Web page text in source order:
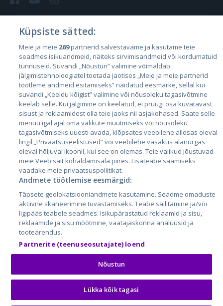
Riigid
Eesti
Läti
Leedu
City24.lv
City24.ee
GetaPro.lv
GetaPro.ee
Skelbiu.lt
Autoplius.lt
Aruodas.lt
CVbankas.lt
Kainos.lt
Paslaugos.lt
auto24.ee
Osta.ee
KuldneBörs.ee
Küpsiste sätted:
Meie ja meie 269partnerid salvestavame ja kasutame teie
seadmes isikuandmeid, näiteks sirvimisandmeid või kordumatuid
tunnuseid. Suvandi „Nõustun” valimine võimaldab
jälgimistehnoloogiatel toetada jaotises „Meie ja meie partnerid
töötleme andmeid esitamiseks” näidatud eesmärke, sellal kui
suvandi „Keeldu kõigist” valimine või nõusoleku tagasivõtmine
keelab selle. Kui jälgimine on keelatud, ei pruugi osa kuvatavast
sisust ja reklaamidest olla teie jaoks nii asjakohased. Saate selle
menüü igal ajal oma valikute muutmiseks või nõusoleku
tagasivõtmiseks uuesti avada, klõpsates veebilehe allosas oleval
lingil „Privaatsuseelistused” või veebilehe vasakus alanurgas
oleval hõljuval ikoonil, kui see on olemas. Teie valikud jõustuvad
meie Veebisait kohaldamisala piires. Lisateabe saamiseks
vaadake meie privaatsuspoliitikat.
Andmete töötlemise eesmärgid:
Täpsete geolokatsiooniandmete kasutamine. Seadme omaduste
aktiivne skaneerimine tuvastamiseks. Teabe säilitamine ja/või
ligipääs teabele seadmes. Isikupärastatud reklaamid ja sisu,
reklaamide ja sisu mõõtmine, vaatajaskonna analüüsid ja
tootearendus.
Partnerite (teenuseosutajate) loend
Nõustun
Lükka kõik tagasi